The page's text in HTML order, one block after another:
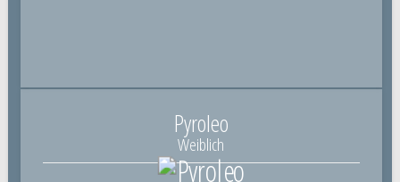
Pyroleo
Weiblich